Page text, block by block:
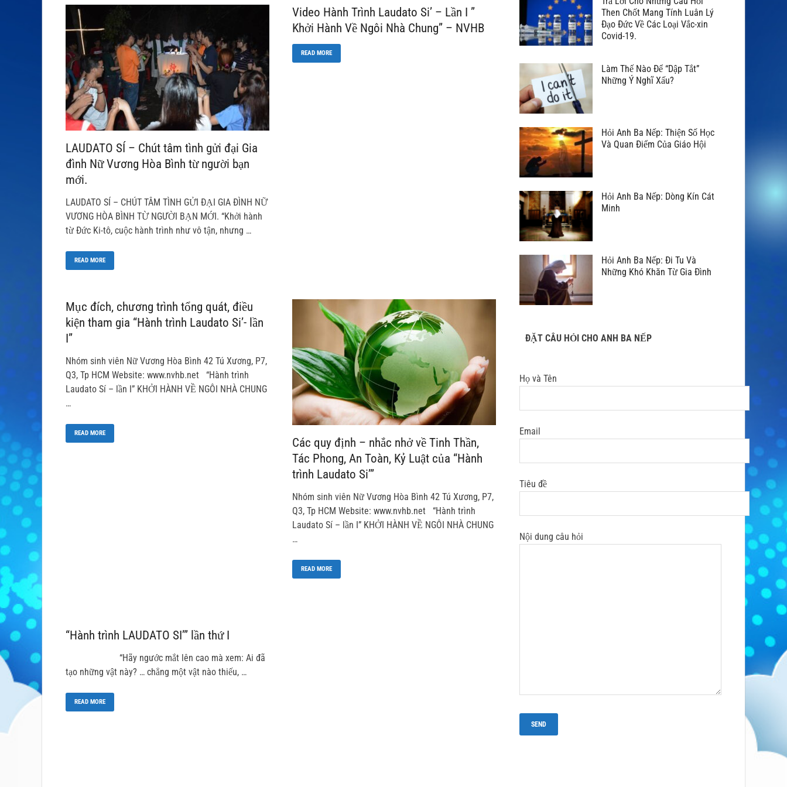
LAUDATO SÍ – Chút tâm tình gửi đại Gia
đình Nữ Vương Hòa Bình từ người bạn
mới.
LAUDATO SÍ – CHÚT TÂM TÌNH GỬI ĐẠI GIA ĐÌNH NỮ
VƯƠNG HÒA BÌNH TỪ NGƯỜI BẠN MỚI. “Khởi hành
từ Đức Ki-tô, cuộc hành trình như vô tận, nhưng …
READ MORE
Video Hành Trình Laudato Si’ – Lần I ”
Khởi Hành Về Ngôi Nhà Chung” – NVHB
READ MORE
Mục đích, chương trình tổng quát, điều
kiện tham gia “Hành trình Laudato Si’- lần
I”
Nhóm sinh viên Nữ Vương Hòa Bình 42 Tú Xương, P7,
Q3, Tp HCM Website: www.nvhb.net “Hành trình
Laudato Sí – lần I” KHỞI HÀNH VỀ NGÔI NHÀ CHUNG
…
READ MORE
Các quy định – nhắc nhở về Tinh Thần,
Tác Phong, An Toàn, Kỷ Luật của “Hành
trình Laudato Si’”
Nhóm sinh viên Nữ Vương Hòa Bình 42 Tú Xương, P7,
Q3, Tp HCM Website: www.nvhb.net “Hành trình
Laudato Sí – lần I” KHỞI HÀNH VỀ NGÔI NHÀ CHUNG
…
READ MORE
“Hành trình LAUDATO SI’” lần thứ I
“Hãy ngước mắt lên cao mà xem: Ai đã
tạo những vật này? … chẳng một vật nào thiếu, …
READ MORE
Then Chốt Mang Tính Luân Lý
Đạo Đức Về Các Loại Vắc-xin
Covid-19.
Làm Thế Nào Để “Dập Tắt”
Những Ý Nghĩ Xấu?
Hỏi Anh Ba Nếp: Thiện Số Học
Và Quan Điểm Của Giáo Hội
Hỏi Anh Ba Nếp: Dòng Kín Cát
Minh
Hỏi Anh Ba Nếp: Đi Tu Và
Những Khó Khăn Từ Gia Đình
ĐẶT CÂU HỎI CHO ANH BA NẾP
Họ và Tên
Email
Tiêu đề
Nội dung câu hỏi